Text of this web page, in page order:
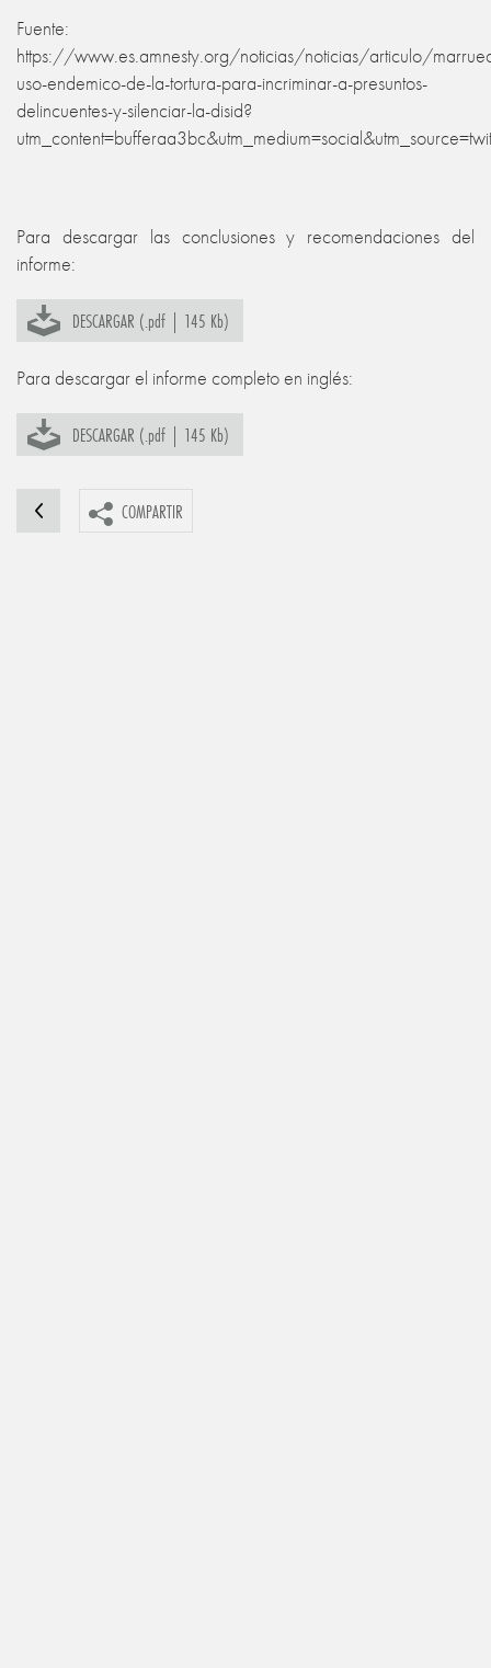
Fuente:
https://www.es.amnesty.org/noticias/noticias/articulo/
uso-endemico-de-la-tortura-para-incriminar-a-presuntos-
delincuentes-y-silenciar-la-disid?
Para descargar las conclusiones y recomendaciones del
informe:
DESCARGAR (.pdf | 145 Kb)
Para descargar el informe completo en inglés:
DESCARGAR (.pdf | 145 Kb)
COMPARTIR